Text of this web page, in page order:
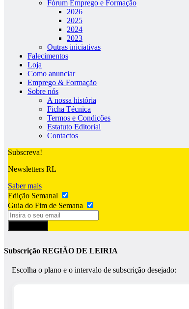
Fórum Emprego e Formação
2026
2025
2024
2023
Outras iniciativas
Falecimentos
Loja
Como anunciar
Emprego & Formação
Sobre nós
A nossa história
Ficha Técnica
Termos e Condições
Estatuto Editorial
Contactos
Subscreva!
Newsletters RL
Saber mais
Edição Semanal
Guia do Fim de Semana
Subscrição REGIÃO DE LEIRIA
Escolha o plano e o intervalo de subscrição desejado: